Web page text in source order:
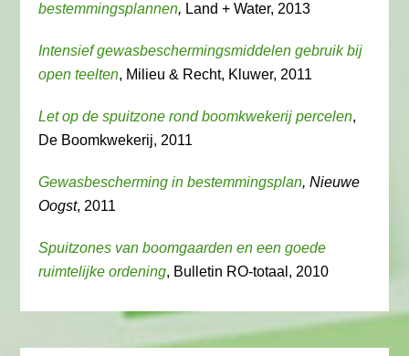
bestemmingsplannen, Land + Water, 2013
Intensief gewasbeschermingsmiddelen gebruik bij
open teelten, Milieu & Recht, Kluwer, 2011
Let op de spuitzone rond boomkwekerij percelen,
De Boomkwekerij, 2011
Gewasbescherming in bestemmingsplan, Nieuwe
Oogst, 2011
Spuitzones van boomgaarden en een goede
ruimtelijke ordening, Bulletin RO-totaal, 2010